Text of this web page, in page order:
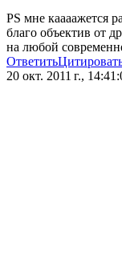
PS мне каааажется
благо объектив от
на любой
Ответить
20 окт. 2011 г.,